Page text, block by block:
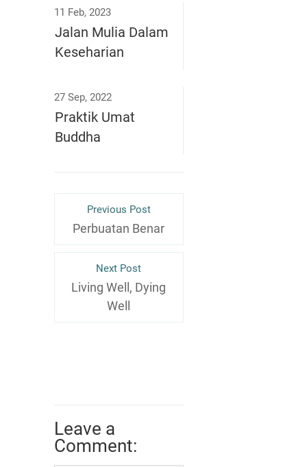
11 Feb, 2023
Jalan Mulia Dalam
Keseharian
27 Sep, 2022
Praktik Umat
Buddha
Previous Post
Perbuatan Benar
Next Post
Living Well, Dying
Well
Leave a
Comment: